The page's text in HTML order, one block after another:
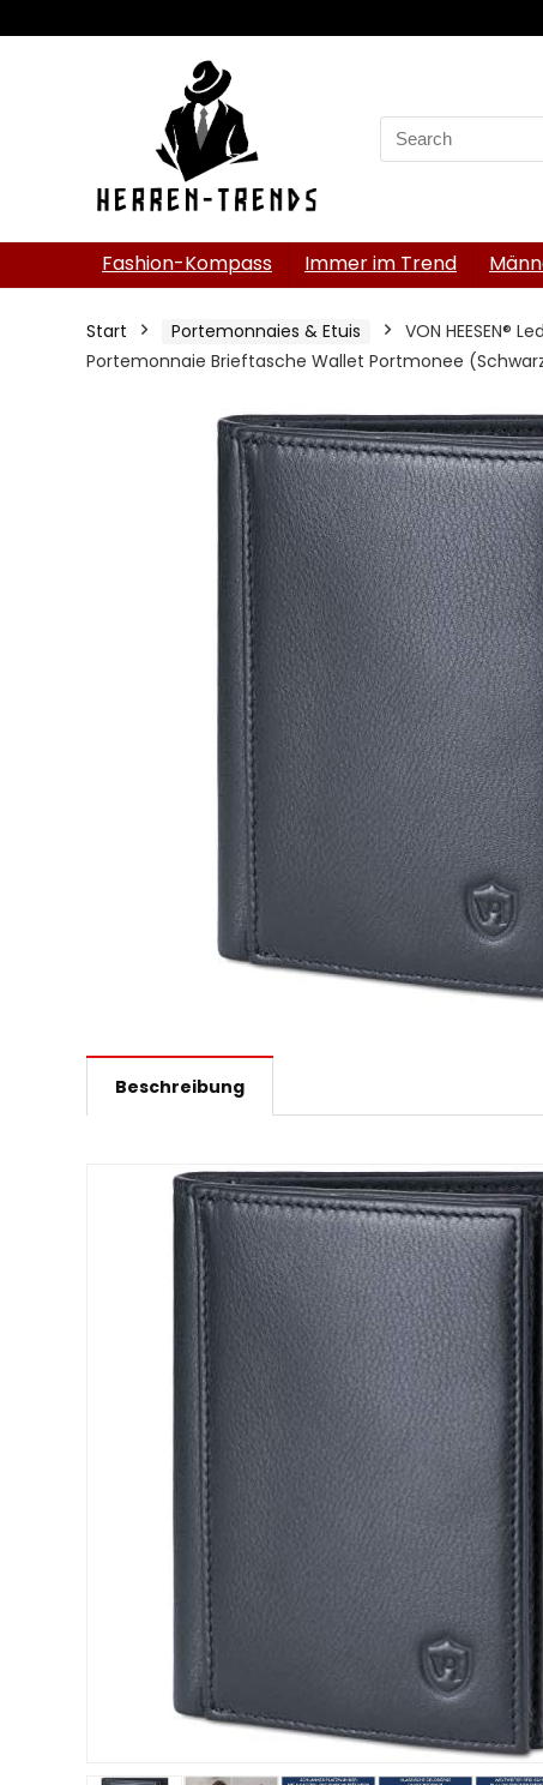
Search
for:
Fashion-Kompass Immer im Trend
Start Portemonnaies & Etuis
VON HEESEN®
Portemonnaie Brieftasche Wallet Portmonee
Beschreibung